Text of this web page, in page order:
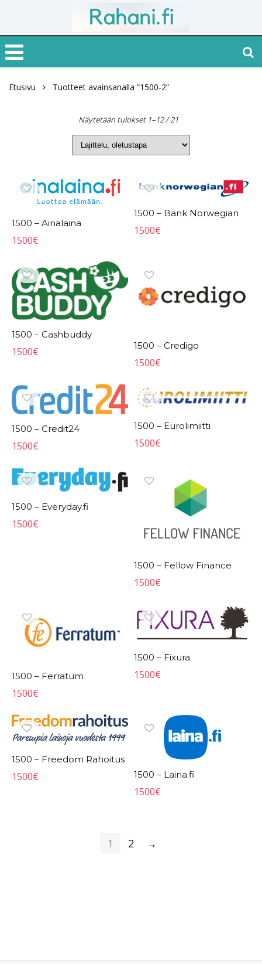
Etusivu Tuotteet avainsanalla “1500-2”
Näytetään tulokset 1–12 / 21
1500 – Ainalaina
1500€
1500 – Bank Norwegian
1500€
1500 – Cashbuddy
1500€ 1500 – Credigo
1500€
1500 – Credit24
1500€
1500 – Eurolimiitti
1500€
1500 – Everyday.fi
1500€
1500 – Fellow Finance
1500€
1500 – Ferratum
1500€
1500 – Fixura
1500€
1500 – Freedom Rahoitus
1500€ 1500 – Laina.fi
1500€
1 2 →